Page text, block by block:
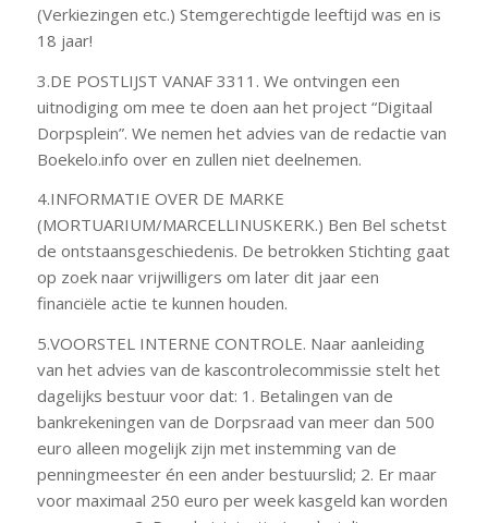
(Verkiezingen etc.) Stemgerechtigde leeftijd was en is
18 jaar!
3.DE POSTLIJST VANAF 3311. We ontvingen een
uitnodiging om mee te doen aan het project “Digitaal
Dorpsplein”. We nemen het advies van de redactie van
Boekelo.info over en zullen niet deelnemen.
4.INFORMATIE OVER DE MARKE
(MORTUARIUM/MARCELLINUSKERK.) Ben Bel schetst
de ontstaansgeschiedenis. De betrokken Stichting gaat
op zoek naar vrijwilligers om later dit jaar een
financiële actie te kunnen houden.
5.VOORSTEL INTERNE CONTROLE. Naar aanleiding
van het advies van de kascontrolecommissie stelt het
dagelijks bestuur voor dat: 1. Betalingen van de
bankrekeningen van de Dorpsraad van meer dan 500
euro alleen mogelijk zijn met instemming van de
penningmeester én een ander bestuurslid; 2. Er maar
voor maximaal 250 euro per week kasgeld kan worden